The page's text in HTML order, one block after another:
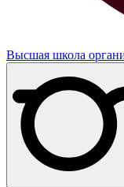
Высшая школа